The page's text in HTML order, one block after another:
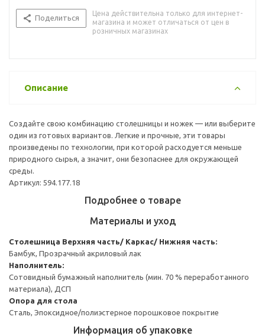
Поделиться
Цена действительна только для интернет-
магазина и может отличаться от цен в
розничных магазинах
Описание
Создайте свою комбинацию столешницы и ножек — или выберите
один из готовых вариантов. Легкие и прочные, эти товары
произведены по технологии, при которой расходуется меньше
природного сырья, а значит, они безопаснее для окружающей
среды.
Артикул: 594.177.18
Подробнее о товаре
Материалы и уход
Столешница Верхняя часть/ Каркас/ Нижняя часть:
Бамбук, Прозрачный акриловый лак
Наполнитель:
Сотовидный бумажный наполнитель (мин. 70 % переработанного
материала), ДСП
Опора для стола
Сталь, Эпоксидное/полиэстерное порошковое покрытие
Информация об упаковке